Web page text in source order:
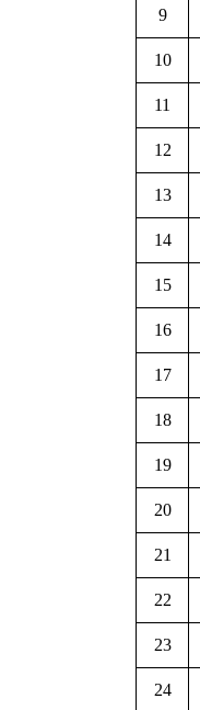
9
10
11
12
13
14
15
16
17
18
19
20
21
22
23
24